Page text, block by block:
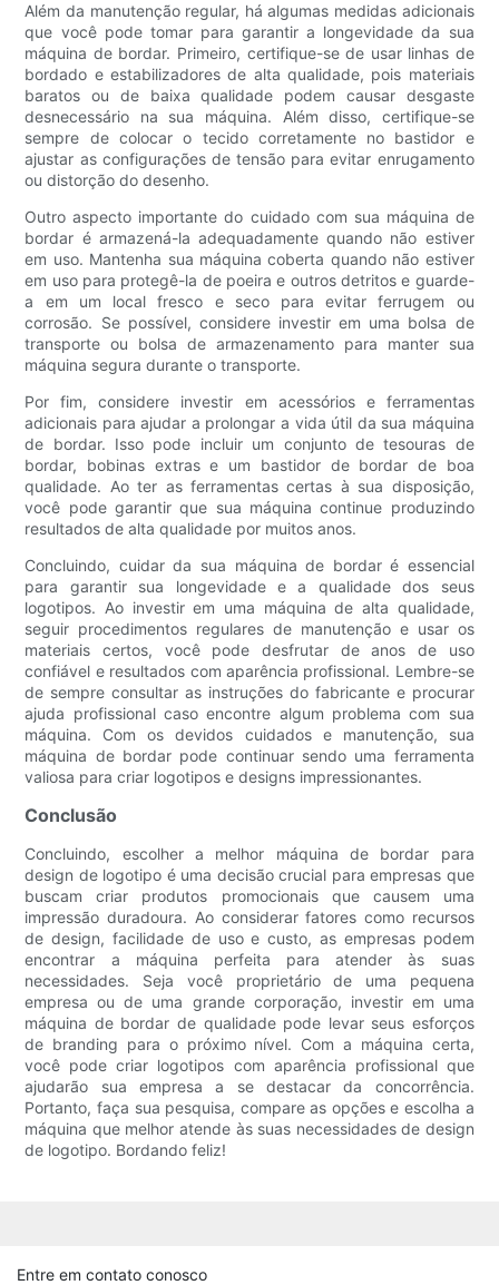
Além da manutenção regular, há algumas medidas adicionais
que você pode tomar para garantir a longevidade da sua
máquina de bordar. Primeiro, certifique-se de usar linhas de
bordado e estabilizadores de alta qualidade, pois materiais
baratos ou de baixa qualidade podem causar desgaste
desnecessário na sua máquina. Além disso, certifique-se
sempre de colocar o tecido corretamente no bastidor e
ajustar as configurações de tensão para evitar enrugamento
ou distorção do desenho.
Outro aspecto importante do cuidado com sua máquina de
bordar é armazená-la adequadamente quando não estiver
em uso. Mantenha sua máquina coberta quando não estiver
em uso para protegê-la de poeira e outros detritos e guarde-
a em um local fresco e seco para evitar ferrugem ou
corrosão. Se possível, considere investir em uma bolsa de
transporte ou bolsa de armazenamento para manter sua
máquina segura durante o transporte.
Por fim, considere investir em acessórios e ferramentas
adicionais para ajudar a prolongar a vida útil da sua máquina
de bordar. Isso pode incluir um conjunto de tesouras de
bordar, bobinas extras e um bastidor de bordar de boa
qualidade. Ao ter as ferramentas certas à sua disposição,
você pode garantir que sua máquina continue produzindo
resultados de alta qualidade por muitos anos.
Concluindo, cuidar da sua máquina de bordar é essencial
para garantir sua longevidade e a qualidade dos seus
logotipos. Ao investir em uma máquina de alta qualidade,
seguir procedimentos regulares de manutenção e usar os
materiais certos, você pode desfrutar de anos de uso
confiável e resultados com aparência profissional. Lembre-se
de sempre consultar as instruções do fabricante e procurar
ajuda profissional caso encontre algum problema com sua
máquina. Com os devidos cuidados e manutenção, sua
máquina de bordar pode continuar sendo uma ferramenta
valiosa para criar logotipos e designs impressionantes.
Conclusão
Concluindo, escolher a melhor máquina de bordar para
design de logotipo é uma decisão crucial para empresas que
buscam criar produtos promocionais que causem uma
impressão duradoura. Ao considerar fatores como recursos
de design, facilidade de uso e custo, as empresas podem
encontrar a máquina perfeita para atender às suas
necessidades. Seja você proprietário de uma pequena
empresa ou de uma grande corporação, investir em uma
máquina de bordar de qualidade pode levar seus esforços
de branding para o próximo nível. Com a máquina certa,
você pode criar logotipos com aparência profissional que
ajudarão sua empresa a se destacar da concorrência.
Portanto, faça sua pesquisa, compare as opções e escolha a
máquina que melhor atende às suas necessidades de design
de logotipo. Bordando feliz!
Entre em contato conosco